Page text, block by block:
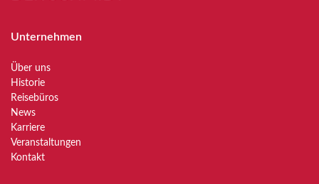
Unternehmen
Über uns
Historie
Reisebüros
News
Karriere
Veranstaltungen
Kontakt